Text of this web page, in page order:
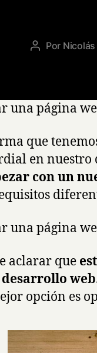
Autor
Por
una página
que
en nuestro
con un
una página
aclarar que
web
opción es